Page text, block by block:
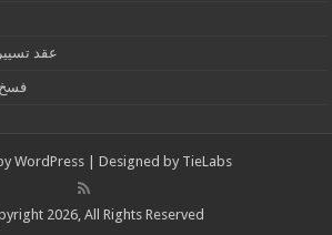
عقد
فسخ
WordPress | Designed by TieLabs
2026, All Rights Reserved